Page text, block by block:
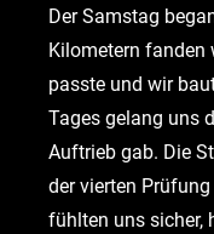
Der Samstag
Kilometern fanden
passte und wir
Tages gelang uns
Auftrieb gab. Die
der vierten
fühlten uns sicher,